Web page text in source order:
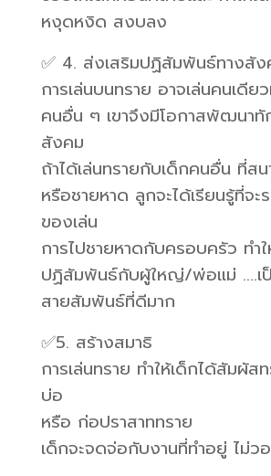
หงุดหงิด สงบลง
✅ 4. ส่งเสริมปฏิสัมพันธ์ทางสั
การเล่นบนทราย อาจเล่นคนเดีย
คนอื่น ๆ เขาจึงมีโอกาสพัฒนาทัก
สังคม
ถ้าได้เล่นทรายกับเด็กคนอื่น ที่สน
หรือชายหาด ลูกจะได้เรียนรู้ที่จ
ของเล่น
การไปชายหาดกับครอบครัว ทำ
ปฏิสัมพันธ์กับผู้ใหญ่/พ่อแม่ ….เ
สายสัมพันธ์ที่ดีมาก
✅5. สร้างสมาธิ
การเล่นทราย ทำให้เด็กได้สัมผั
บ่อ
หรือ ก่อปราสาททราย
เด็กจะจดจ่อกับงานที่ทำอยู่ ไม่ว